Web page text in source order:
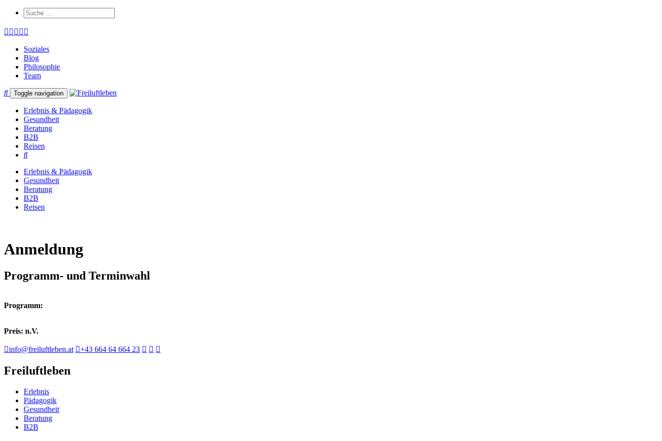
Soziales
Blog
Philosophie
Team
Toggle navigation
Erlebnis & Pädagogik
Gesundheit
Beratung
B2B
Reisen
Erlebnis & Pädagogik
Gesundheit
Beratung
B2B
Reisen
Anmeldung
Programm- und Terminwahl
Programm:
Preis: n.V.
info@freiluftleben.at +43 664 64 664 23
Freiluftleben
Erlebnis
Pädagogik
Gesundheit
Beratung
B2B